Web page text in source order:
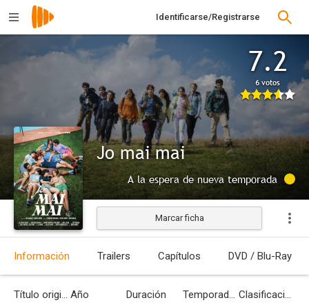
Identificarse/Registrarse
7.2
6 votos
Jo mai mai
A la espera de nueva temporada
Marcar ficha
Información Trailers Capítulos DVD / Blu-Ray
Título original Año Duración Temporadas Clasificación por edades